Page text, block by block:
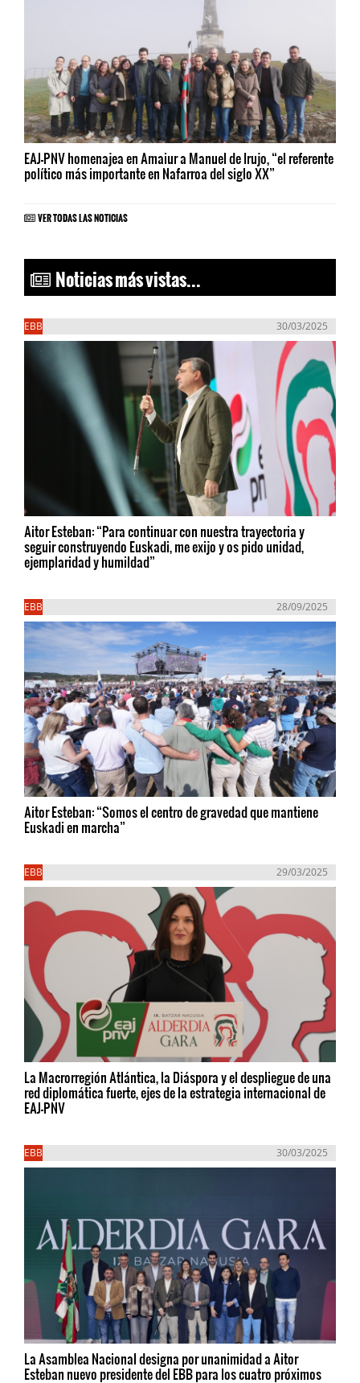
EAJ-PNV homenajea en Amaiur a Manuel de Irujo, “el referente
político más importante en Nafarroa del siglo XX”
VER TODAS LAS NOTICIAS
Noticias más vistas...
EBB 30/03/2025
Aitor Esteban: “Para continuar con nuestra trayectoria y
seguir construyendo Euskadi, me exijo y os pido unidad,
ejemplaridad y humildad”
EBB 28/09/2025
Aitor Esteban: “Somos el centro de gravedad que mantiene
Euskadi en marcha”
EBB 29/03/2025
La Macrorregión Atlántica, la Diáspora y el despliegue de una
red diplomática fuerte, ejes de la estrategia internacional de
EAJ-PNV
EBB 30/03/2025
La Asamblea Nacional designa por unanimidad a Aitor
Esteban nuevo presidente del EBB para los cuatro próximos